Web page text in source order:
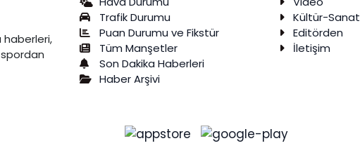
haberleri,
Trafik Durumu
Puan Durumu ve Fikstür
Tüm Manşetler
Son Dakika Haberleri
Haber Arşivi
Kültür-Sanat
Editörden
İletişim